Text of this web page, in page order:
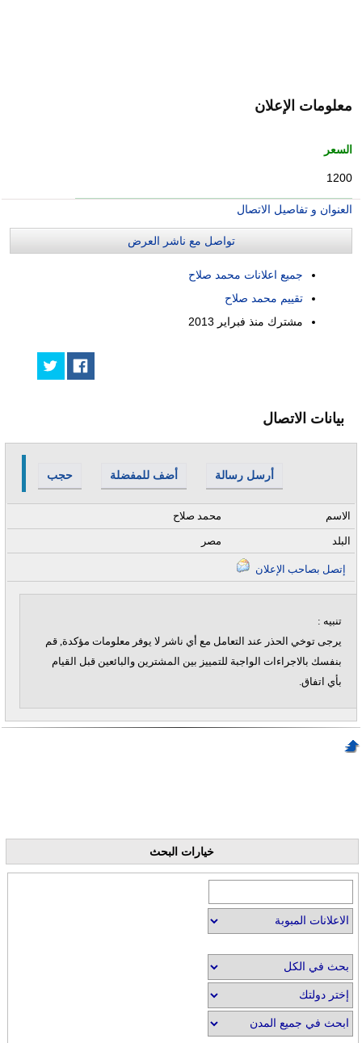
معلومات الإعلان
السعر
1200
العنوان و تفاصيل الاتصال
تواصل مع ناشر العرض
جميع اعلانات محمد صلاح
تقييم محمد صلاح
مشترك منذ فبراير 2013
بيانات الاتصال
حجب أضف للمفضلة أرسل رسالة
محمد صلاح الاسم
مصر البلد
تنبيه :
يرجى توخي الحذر عند التعامل مع أي ناشر لا يوفر معلومات مؤكدة, قم
بنفسك بالاجراءات الواجبة للتمييز بين المشترين والبائعين قبل القيام
بأي اتفاق.
خيارات البحث